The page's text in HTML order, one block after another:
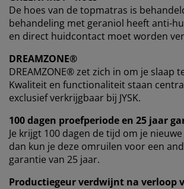
De hoes van de topmatras is
behandeling met geraniol heeft anti-
en direct huidcontact moet worden
DREAMZONE®
DREAMZONE® zet zich in om je
Kwaliteit en functionaliteit staan
exclusief verkrijgbaar bij JYSK.
100 dagen proefperiode en 25 jaar
Je krijgt 100 dagen de tijd om je
dan kun je deze omruilen voor een
garantie van 25 jaar.
Productiegeur verdwijnt na verloop